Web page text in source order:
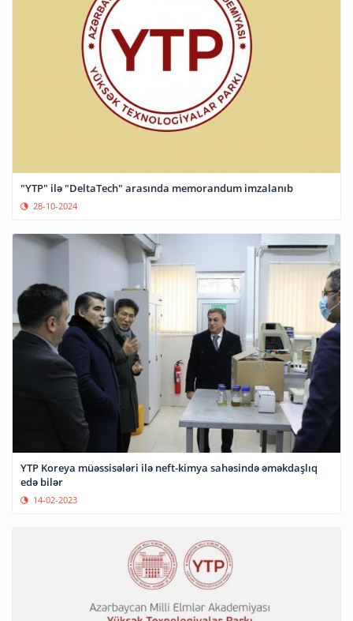
"YTP" ilə "DeltaTech" arasında memorandum imzalanıb
28-10-2024
YTP Koreya müəssisələri ilə neft-kimya sahəsində əməkdaşlıq
edə bilər
14-02-2023